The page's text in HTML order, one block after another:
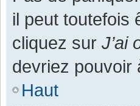
il peut toutefois
cliquez sur J’ai
devriez pouvoir
Haut